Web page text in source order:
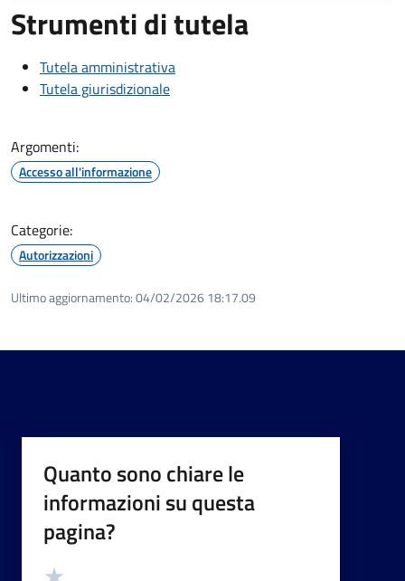
Strumenti di tutela
Tutela amministrativa
Tutela giurisdizionale
Argomenti:
Accesso all'informazione
Categorie:
Autorizzazioni
Ultimo aggiornamento:04/02/2026 18:17.09
Quanto sono chiare le
informazioni su questa
pagina?
Valutazione